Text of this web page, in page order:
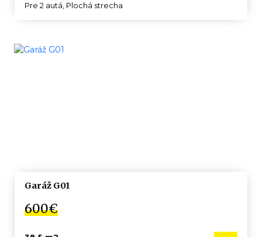
Pre 2 autá, Plochá strecha
Garáž G01
600€